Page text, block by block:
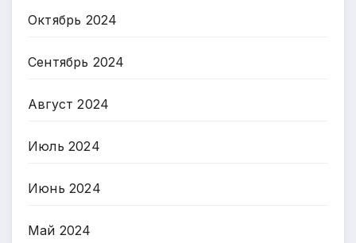
Октябрь 2024
Сентябрь 2024
Август 2024
Июль 2024
Июнь 2024
Май 2024